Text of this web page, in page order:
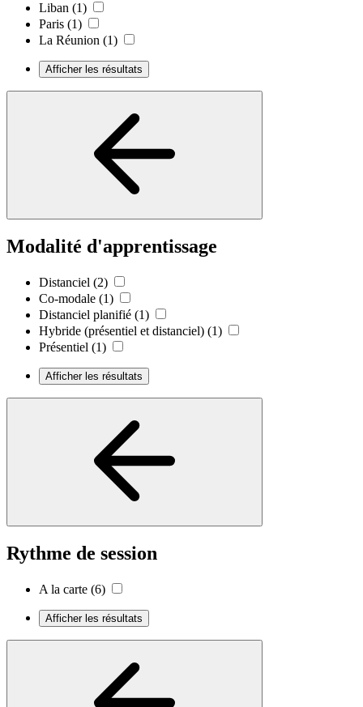
Liban (1)
Paris (1)
La Réunion (1)
Afficher les résultats
Modalité d'apprentissage
Distanciel (2)
Co-modale (1)
Distanciel planifié (1)
Hybride (présentiel et distanciel) (1)
Présentiel (1)
Afficher les résultats
Rythme de session
A la carte (6)
Afficher les résultats